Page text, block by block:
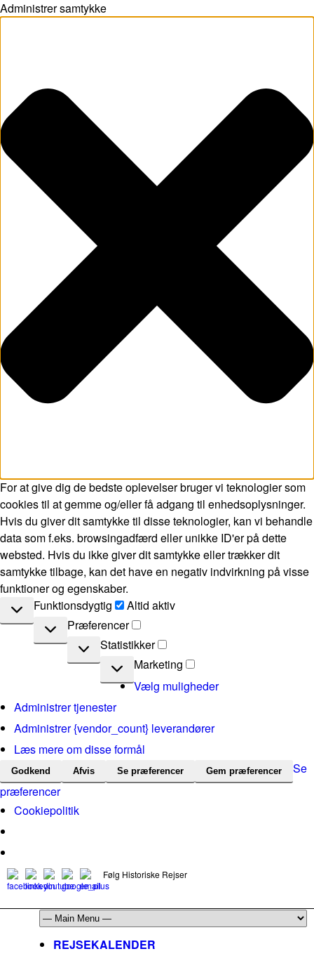
Administrer samtykke
For at give dig de bedste oplevelser bruger vi teknologier som
cookies til at gemme og/eller få adgang til enhedsoplysninger.
Hvis du giver dit samtykke til disse teknologier, kan vi behandle
data som f.eks. browsingadfærd eller unikke ID'er på dette
websted. Hvis du ikke giver dit samtykke eller trækker dit
samtykke tilbage, kan det have en negativ indvirkning på visse
funktioner og egenskaber.
Funktionsdygtig
Funktionsdygtig
Altid aktiv
Præferencer
Præferencer
Statistikker
Statistikker
Marketing
Marketing
Vælg muligheder
Administrer tjenester
Administrer {vendor_count} leverandører
Læs mere om disse formål
Godkend Afvis Se præferencer Gem præferencer
Se
præferencer
Cookiepolitik
Følg Historiske Rejser
REJSEKALENDER